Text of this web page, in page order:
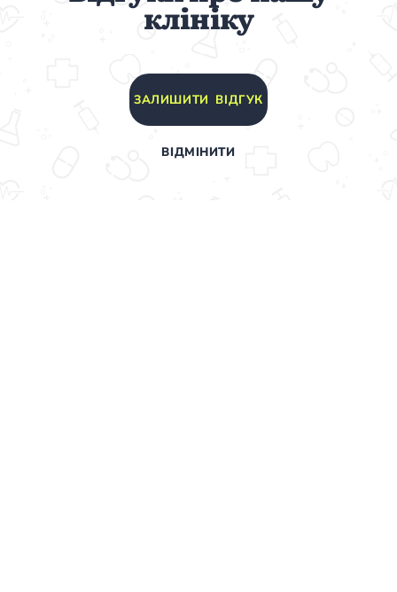
клініку
ЗАЛИШИТИ ВІДГУК
ВІДМІНИТИ